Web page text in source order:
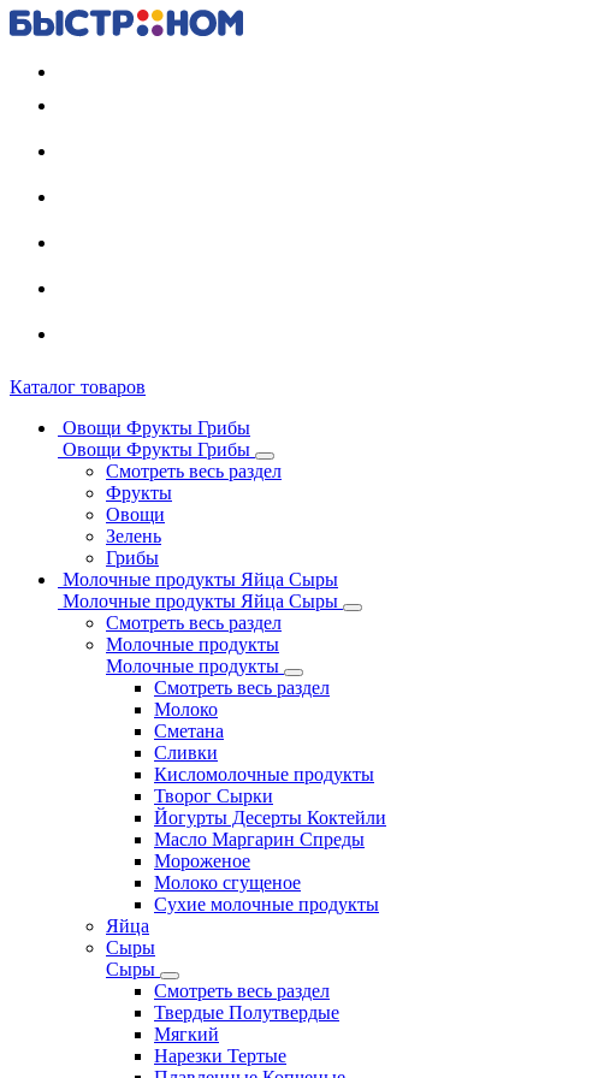
Каталог товаров
Овощи Фрукты Грибы
Овощи Фрукты Грибы
Смотреть весь раздел
Фрукты
Овощи
Зелень
Грибы
Молочные продукты Яйца Сыры
Молочные продукты Яйца Сыры
Смотреть весь раздел
Молочные продукты
Молочные продукты
Смотреть весь раздел
Молоко
Сметана
Сливки
Кисломолочные продукты
Творог Сырки
Йогурты Десерты Коктейли
Масло Маргарин Спреды
Мороженое
Молоко сгущеное
Сухие молочные продукты
Яйца
Сыры
Сыры
Смотреть весь раздел
Твердые Полутвердые
Мягкий
Нарезки Тертые